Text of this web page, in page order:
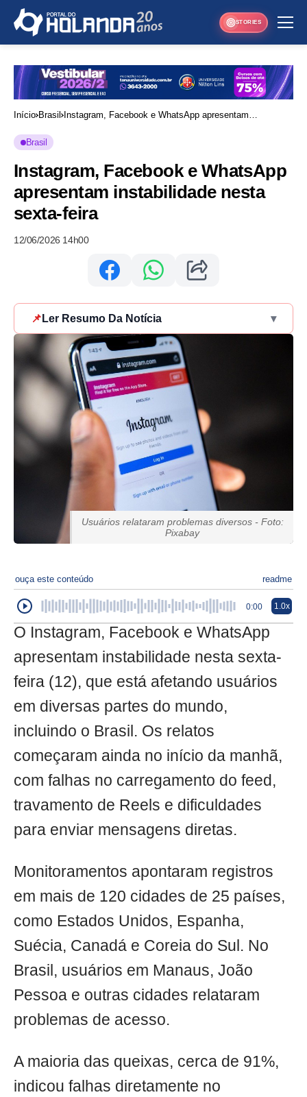
STORIES
Início Brasil
Instagram, Facebook e WhatsApp apresentam
Brasil
Instagram, Facebook e WhatsApp
apresentam instabilidade nesta
sexta-feira
12/06/2026 14h00
📌 Ler Resumo Da Notícia ▾
Usuários relataram problemas diversos - Foto:
Pixabay
ouça este conteúdo readme
0:00 1.0x
O Instagram, Facebook e WhatsApp
apresentam instabilidade nesta sexta-
feira (12), que está afetando usuários
em diversas partes do mundo,
incluindo o Brasil. Os relatos
começaram ainda no início da manhã,
com falhas no carregamento do feed,
travamento de Reels e dificuldades
para enviar mensagens diretas.
Monitoramentos apontaram registros
em mais de 120 cidades de 25 países,
como Estados Unidos, Espanha,
Suécia, Canadá e Coreia do Sul. No
Brasil, usuários em Manaus, João
Pessoa e outras cidades relataram
problemas de acesso.
A maioria das queixas, cerca de 91%,
indicou falhas diretamente no